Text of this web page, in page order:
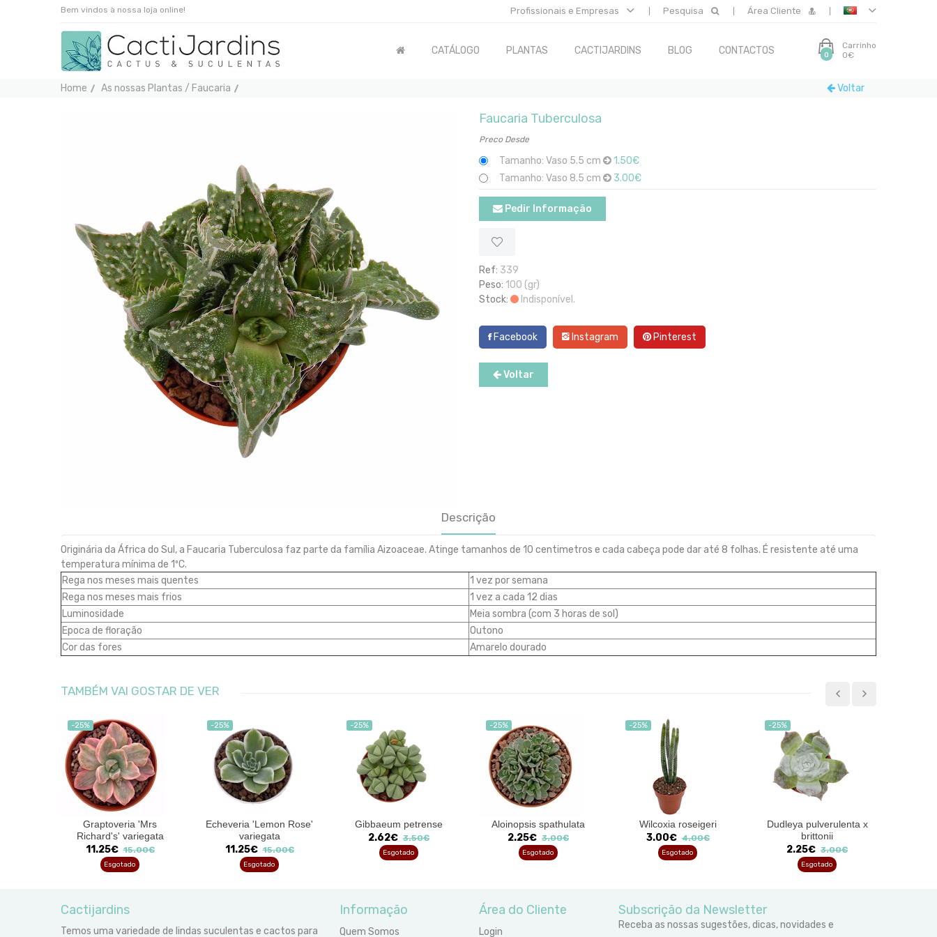
Bem vindos à nossa loja online! Profissionais e Empresas Pesquisa Área Cliente
CATÁLOGO PLANTAS CACTIJARDINS BLOG CONTACTOS 0
Carrinho
0€
Home As nossas Plantas / Faucaria Voltar
Faucaria Tuberculosa
Preco Desde
Tamanho: Vaso 5.5 cm
1.50€
Tamanho: Vaso 8.5 cm
3.00€
Pedir Informação
Ref: 339
Peso: 100 (gr)
Stock:
Indisponível.
Facebook Instagram Pinterest
Voltar
Descrição
Originária da África do Sul, a Faucaria Tuberculosa faz parte da família Aizoaceae. Atinge tamanhos de 10 centimetros e cada cabeça pode dar até 8 folhas. É resistente até uma
temperatura mínima de 1ºC.
Rega nos meses mais quentes
1 vez por semana
Rega nos meses mais frios
1 vez a cada 12 dias
Luminosidade
Meia sombra (com 3 horas de sol)
Epoca de floração
Outono
Cor das fores
Amarelo dourado
TAMBÉM VAI GOSTAR DE VER
-25%
Graptoveria 'Mrs
Richard's' variegata
11.25€ 15.00€
Esgotado
-25%
Echeveria 'Lemon Rose'
variegata
11.25€ 15.00€
Esgotado
-25%
Gibbaeum petrense
2.62€ 3.50€
Esgotado
-25%
Aloinopsis spathulata
2.25€ 3.00€
Esgotado
-25%
Wilcoxia roseigeri
3.00€ 4.00€
Esgotado
-25%
Dudleya pulverulenta x
brittonii
2.25€ 3.00€
Esgotado
Cactijardins
Temos uma variedade de lindas suculentas e cactos para
Informação
Quem Somos
Área do Cliente
Login
Subscrição da Newsletter
Receba as nossas sugestões, dicas, novidades e